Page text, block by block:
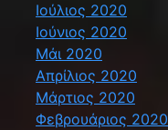
Ιούλιος 2020
Ιούνιος 2020
Μάι 2020
Απρίλιος 2020
Μάρτιος 2020
Φεβρουάριος 2020